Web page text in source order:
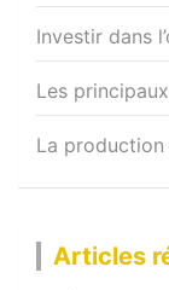
Investir dans
Les
La production
Articles